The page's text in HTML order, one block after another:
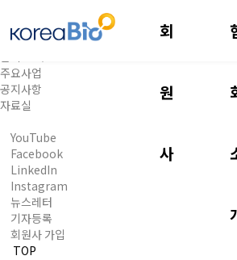
회
원
사
회원사
주요사업
공지사항
자료실
YouTube
Facebook
LinkedIn
Instagram
뉴스레터
기자등록
회원사 가입
TOP